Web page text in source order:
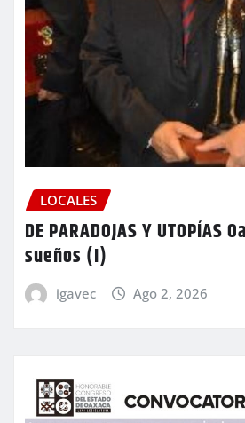
LOCALES
DE PARADOJAS Y UTOPÍAS
sueños (I)
igavec Ago 2, 2026